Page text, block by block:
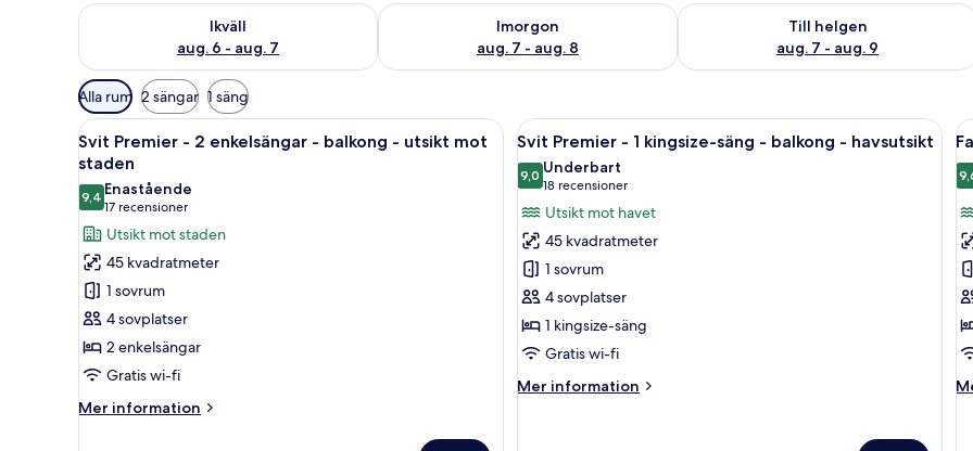
Ikväll
aug. 6 - aug. 7
Kontrollera tillgängligheten för ikväll aug. 6 - aug. 7
Imorgon
aug. 7 - aug. 8
Kontrollera tillgängligheten för imorgon aug. 7 - aug. 8
Till helgen
aug. 7 - aug. 9
Kontrollera tillgängligheten för den
Tillgängliga
filter
för
rum
Alla rum 2 sängar 1 säng
Öppna
alla
foton
för
Svit
Premier
-
2
enkelsängar
-
balkong
-
Ett modernt hotellrum med ett skrivbord i trä, en bärbar dator, en säng med ett vitt överkast, en soffa och
8
Svit Premier - 2 enkelsängar - balkong - utsikt mot
staden
9,49,4 av 10
Enastående
17 recensioner
(17 recensioner)
Utsikt mot staden
45 kvadratmeter
1 sovrum
4 sovplatser
2 enkelsängar
Gratis wi-fi
Mer information
Mer
Öppna
alla
foton
för
Svit
Premier
-
1
kingsize-
säng
-
Ett hotellrum med en stor säng, ett
5
Svit Premier - 1 kingsize-säng - balkong - havsutsikt
9,09,0 av 10
Underbart
18 recensioner
(18 recensioner)
Utsikt mot havet
45 kvadratmeter
1 sovrum
4 sovplatser
1 kingsize-säng
Gratis wi-fi
Mer information
Mer
-
2
-
-